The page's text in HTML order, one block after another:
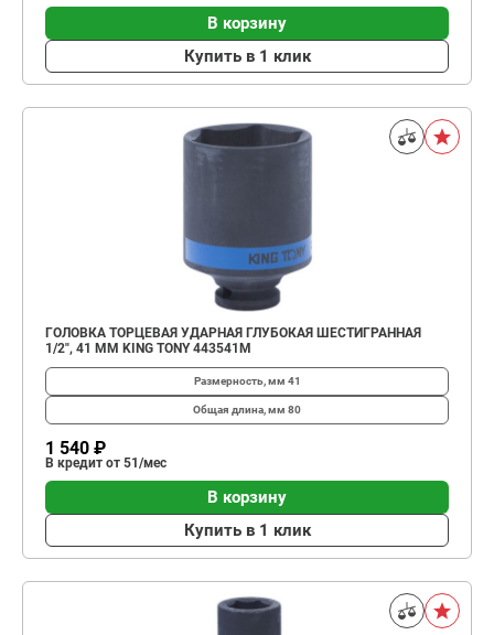
В корзину
Купить в 1 клик
ГОЛОВКА ТОРЦЕВАЯ УДАРНАЯ ГЛУБОКАЯ ШЕСТИГРАННАЯ
1/2", 41 ММ KING TONY 443541M
Размерность, мм 41
Общая длина, мм 80
1 540 ₽
В кредит от 51/мес
В корзину
Купить в 1 клик